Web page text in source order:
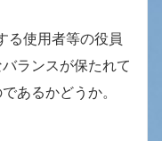
る使用者等の役員
ランスが保たれて
あるかどうか。